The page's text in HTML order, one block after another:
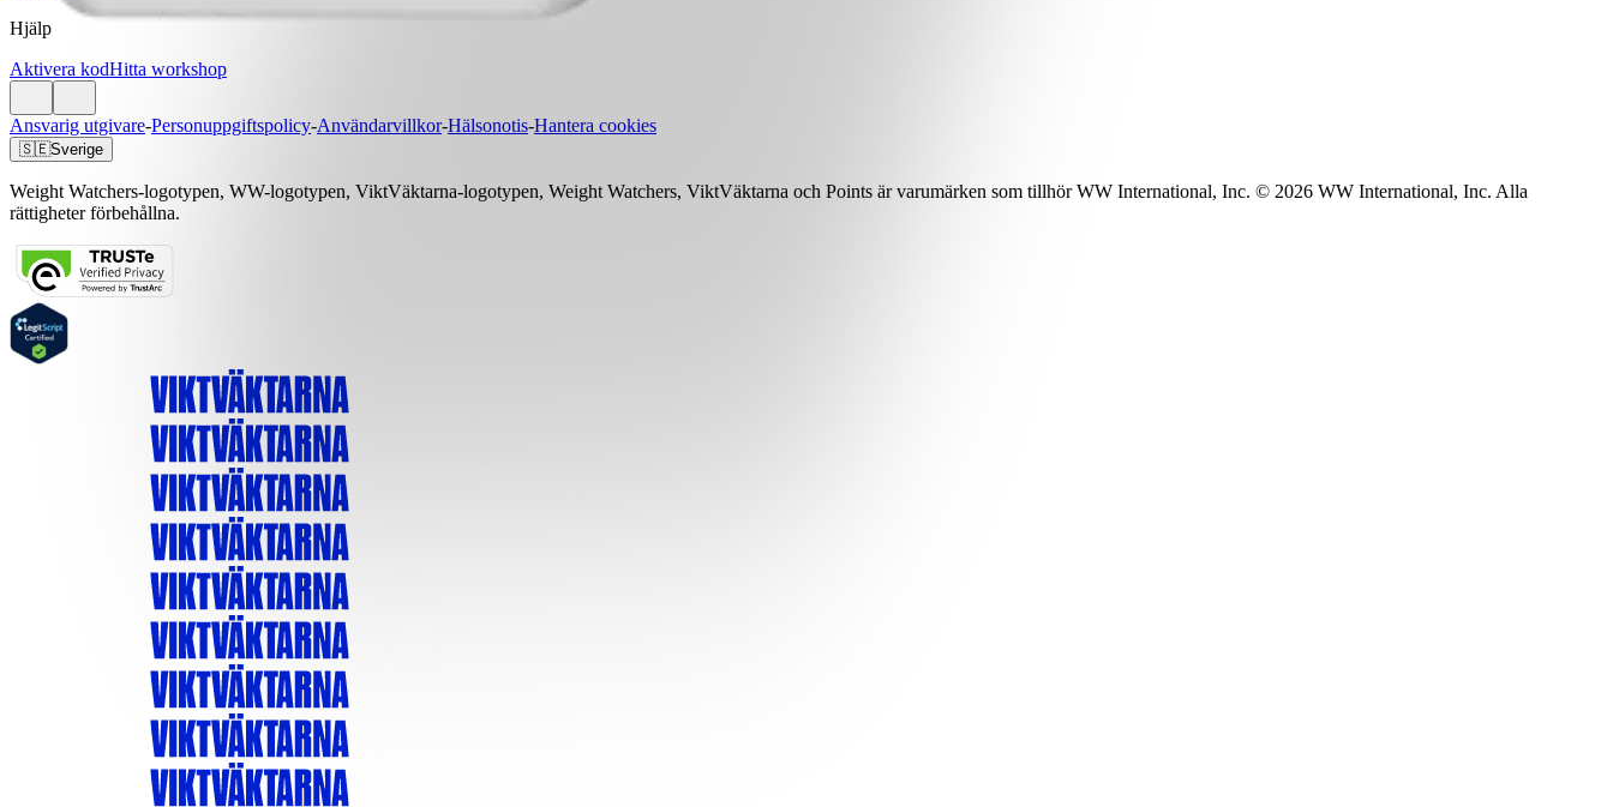
Hjälp
Aktivera kodHitta workshop
Ansvarig utgivare-Personuppgiftspolicy-Användarvillkor-Hälsonotis-Hantera cookies
🇸🇪Sverige
Weight Watchers-logotypen, WW-logotypen, ViktVäktarna-logotypen, Weight Watchers, ViktVäktarna och Points är varumärken som tillhör WW International, Inc. © 2026 WW International, Inc. Alla
rättigheter förbehållna.